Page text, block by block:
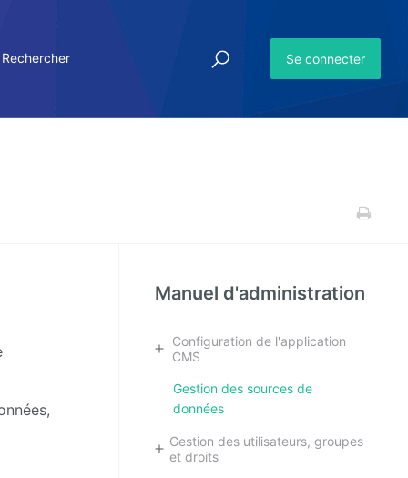
Se connecter
Manuel d'administration
Configuration de l'application
CMS
Gestion des sources de
données
Gestion des utilisateurs, groupes
et droits